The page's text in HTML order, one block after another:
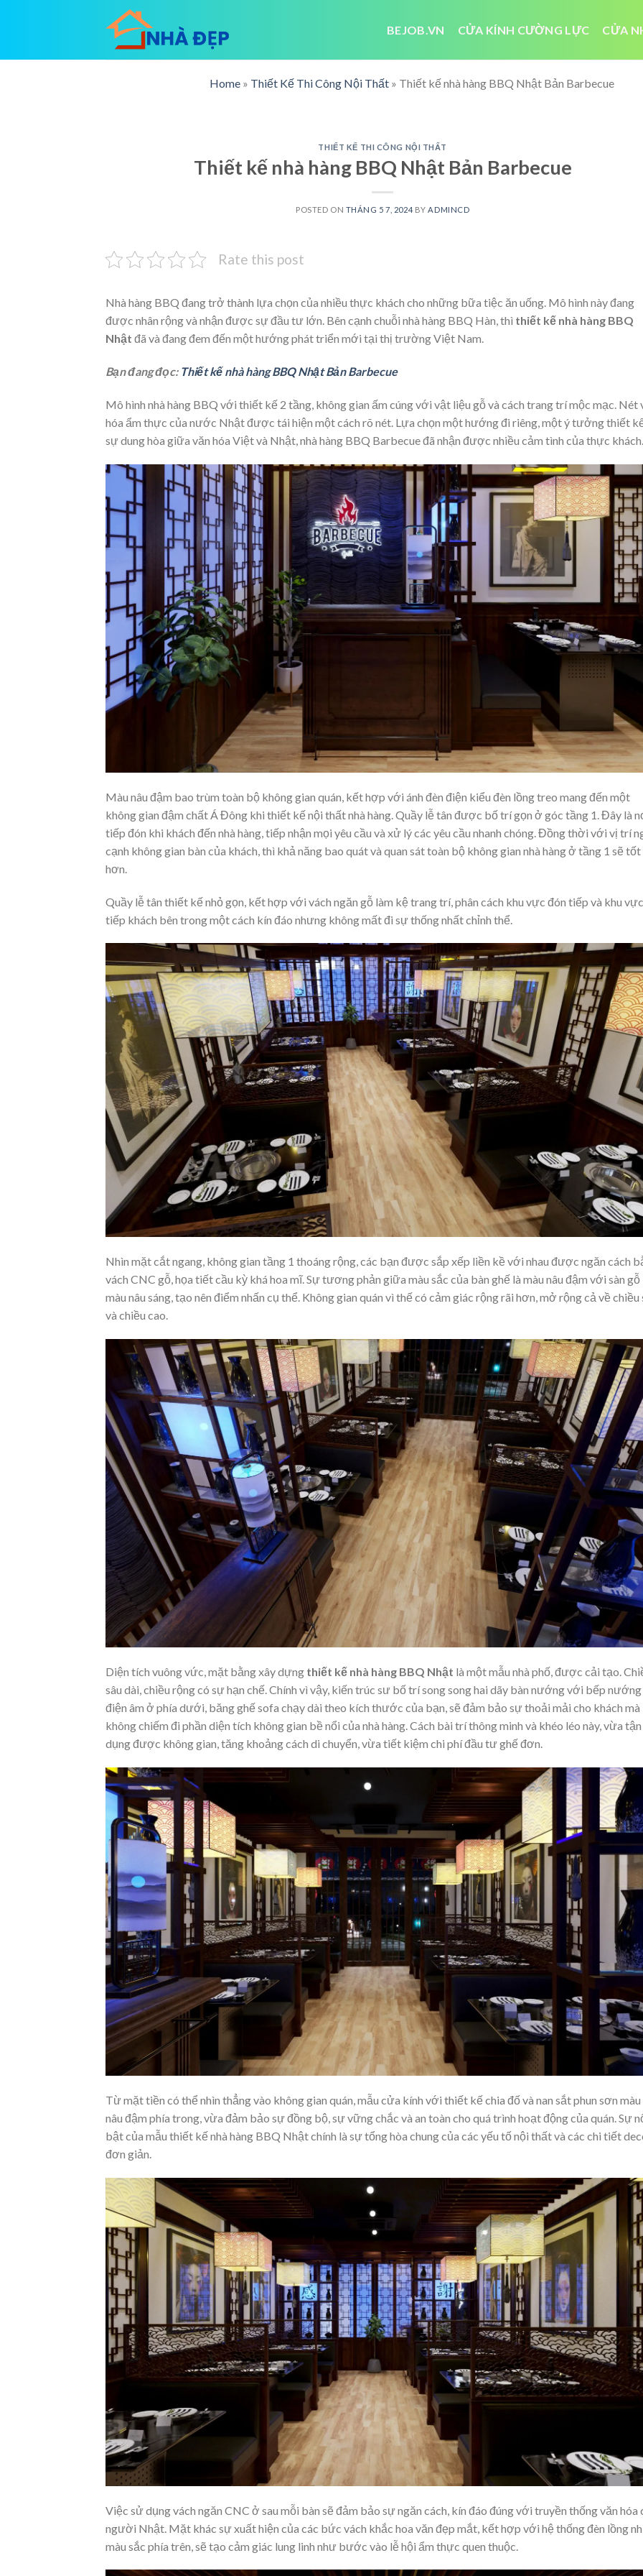
BEJOB.VN CỬA KÍNH CƯỜNG LỰC CỬA
Home » Thiết Kế Thi Công Nội Thất » Thiết kế nhà hàng BBQ Nhật Bản Barbecue
THIẾT KẾ THI CÔNG NỘI THẤT
Thiết kế nhà hàng BBQ Nhật Bản Barbecue
POSTED ON THÁNG 5 7, 2024 BYADMINCD
Rate this post
Nhà hàng BBQ đang trở thành lựa chọn của nhiều thực khách cho những bữa tiệc ăn uống. Mô hình này đang
được nhân rộng và nhận được sự đầu tư lớn. Bên cạnh chuỗi nhà hàng BBQ Hàn, thì thiết kế nhà hàng BBQ
Nhật đã và đang đem đến một hướng phát triển mới tại thị trường Việt Nam.
Bạn đang đọc: Thiết kế nhà hàng BBQ Nhật Bản Barbecue
Mô hình nhà hàng BBQ với thiết kế 2 tầng, không gian ấm cúng với vật liệu gỗ và cách trang trí mộc mạc. Nét
hóa ẩm thực của nước Nhật được tái hiện một cách rõ nét. Lựa chọn một hướng đi riêng, một ý tưởng thiết
sự dung hòa giữa văn hóa Việt và Nhật, nhà hàng BBQ Barbecue đã nhận được nhiều cảm tình của thực khách.
Màu nâu đậm bao trùm toàn bộ không gian quán, kết hợp với ánh đèn điện kiểu đèn lồng treo mang đến một
không gian đậm chất Á Đông khi thiết kế nội thất nhà hàng. Quầy lễ tân được bố trí gọn ở góc tầng 1. Đây là
tiếp đón khi khách đến nhà hàng, tiếp nhận mọi yêu cầu và xử lý các yêu cầu nhanh chóng. Đồng thời với vị trí
cạnh không gian bàn của khách, thì khả năng bao quát và quan sát toàn bộ không gian nhà hàng ở tầng 1 sẽ tốt
hơn.
Quầy lễ tân thiết kế nhỏ gọn, kết hợp với vách ngăn gỗ làm kệ trang trí, phân cách khu vực đón tiếp và khu vực
tiếp khách bên trong một cách kín đáo nhưng không mất đi sự thống nhất chỉnh thể.
Nhìn mặt cắt ngang, không gian tầng 1 thoáng rộng, các bạn được sắp xếp liền kề với nhau được ngăn cách
vách CNC gỗ, họa tiết cầu kỳ khá hoa mĩ. Sự tương phản giữa màu sắc của bàn ghế là màu nâu đậm với sàn gỗ
màu nâu sáng, tạo nên điểm nhấn cụ thể. Không gian quán vì thế có cảm giác rộng rãi hơn, mở rộng cả về chiều
và chiều cao.
Diện tích vuông vức, mặt bằng xây dựng thiết kế nhà hàng BBQ Nhật là một mẫu nhà phố, được cải tạo.
sâu dài, chiều rộng có sự hạn chế. Chính vì vậy, kiến trúc sư bố trí song song hai dãy bàn nướng với bếp nướng
điện âm ở phía dưới, băng ghế sofa chạy dài theo kích thước của bạn, sẽ đảm bảo sự thoải mải cho khách mà
không chiếm đi phần diện tích không gian bề nổi của nhà hàng. Cách bài trí thông minh và khéo léo này, vừa tận
dụng được không gian, tăng khoảng cách di chuyển, vừa tiết kiệm chi phí đầu tư ghế đơn.
Từ mặt tiền có thể nhìn thẳng vào không gian quán, mẫu cửa kính với thiết kế chia đố và nan sắt phun sơn màu
nâu đậm phía trong, vừa đảm bảo sự đồng bộ, sự vững chắc và an toàn cho quá trình hoạt động của quán. Sự
bật của mẫu thiết kế nhà hàng BBQ Nhật chính là sự tổng hòa chung của các yếu tố nội thất và các chi tiết
đơn giản.
Việc sử dụng vách ngăn CNC ở sau mỗi bàn sẽ đảm bảo sự ngăn cách, kín đáo đúng với truyền thống văn hóa
người Nhật. Mặt khác sự xuất hiện của các bức vách khắc hoa văn đẹp mắt, kết hợp với hệ thống đèn lồng
màu sắc phía trên, sẽ tạo cảm giác lung linh như bước vào lễ hội ẩm thực quen thuộc.